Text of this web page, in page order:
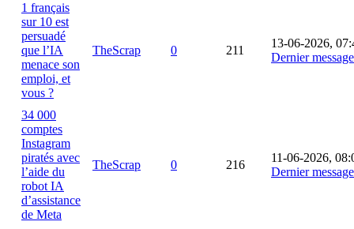
1 français
sur 10 est
persuadé
que l’IA
menace son
emploi, et
vous ?
TheScrap 0 211
13-06-2026,
Dernier message
34 000
comptes
Instagram
piratés avec
l’aide du
robot IA
d’assistance
de Meta
TheScrap 0 216
11-06-2026,
Dernier message